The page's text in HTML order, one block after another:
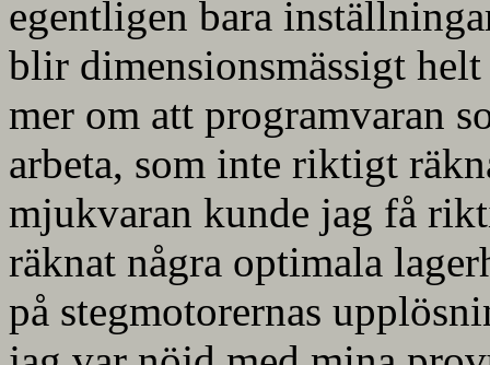
egentligen bara
blir dimensionsmässigt
mer om att programvaran
arbeta, som inte riktigt
mjukvaran kunde jag få
räknat några optimala
på stegmotorernas